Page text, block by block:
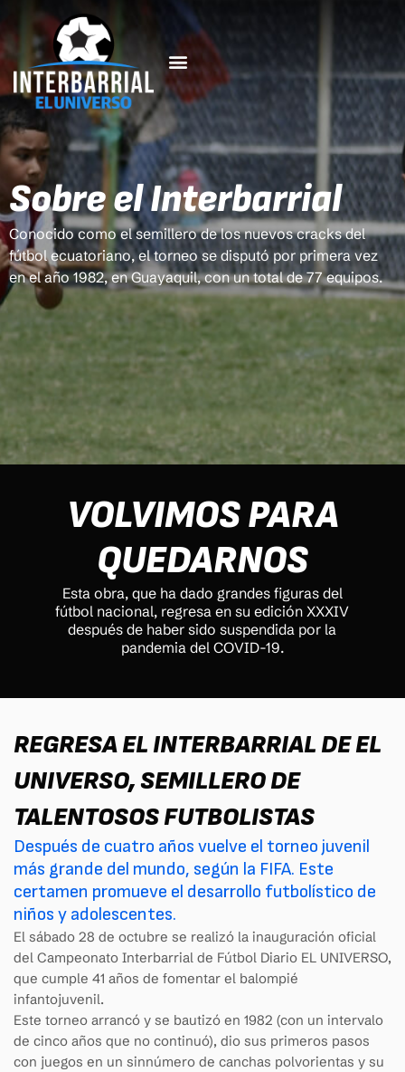
Sobre el Interbarrial
Conocido como el semillero de los nuevos cracks del
fútbol ecuatoriano, el torneo se disputó por primera vez
en el año 1982, en Guayaquil, con un total de 77 equipos.
VOLVIMOS PARA
QUEDARNOS
Esta obra, que ha dado grandes figuras del
fútbol nacional, regresa en su edición XXXIV
después de haber sido suspendida por la
pandemia del COVID-19.
REGRESA EL INTERBARRIAL DE EL
UNIVERSO, SEMILLERO DE
TALENTOSOS FUTBOLISTAS
Después de cuatro años vuelve el torneo juvenil
más grande del mundo, según la FIFA. Este
certamen promueve el desarrollo futbolístico de
niños y adolescentes.
El sábado 28 de octubre se realizó la inauguración oficial
del Campeonato Interbarrial de Fútbol Diario EL UNIVERSO,
que cumple 41 años de fomentar el balompié
infantojuvenil.
Este torneo arrancó y se bautizó en 1982 (con un intervalo
de cinco años que no continuó), dio sus primeros pasos
con juegos en un sinnúmero de canchas polvorientas y su